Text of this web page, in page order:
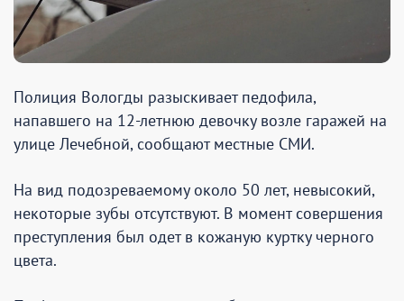
Полиция Вологды разыскивает педофила,
напавшего на 12-летнюю девочку возле гаражей на
улице Лечебной, сообщают местные СМИ.
На вид подозреваемому около 50 лет, невысокий,
некоторые зубы отсутствуют. В момент совершения
преступления был одет в кожаную куртку черного
цвета.